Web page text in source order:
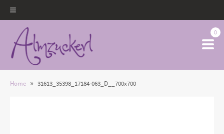
0
Home » 31613_35398_17184-063_D__700x700